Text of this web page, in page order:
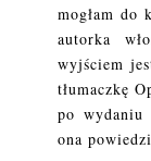
mogłam do
autorka
wyjściem
tłumaczkę
po wydaniu
ona